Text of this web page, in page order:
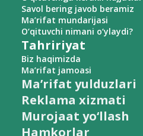
Savol bering javob beramiz
Ma’rifat mundarijasi
O‘qituvchi nimani o‘ylaydi?
Tahririyat
Biz haqimizda
Ma’rifat jamoasi
Ma’rifat yulduzlari
Reklama xizmati
Murojaat yo‘llash
Hamkorlar